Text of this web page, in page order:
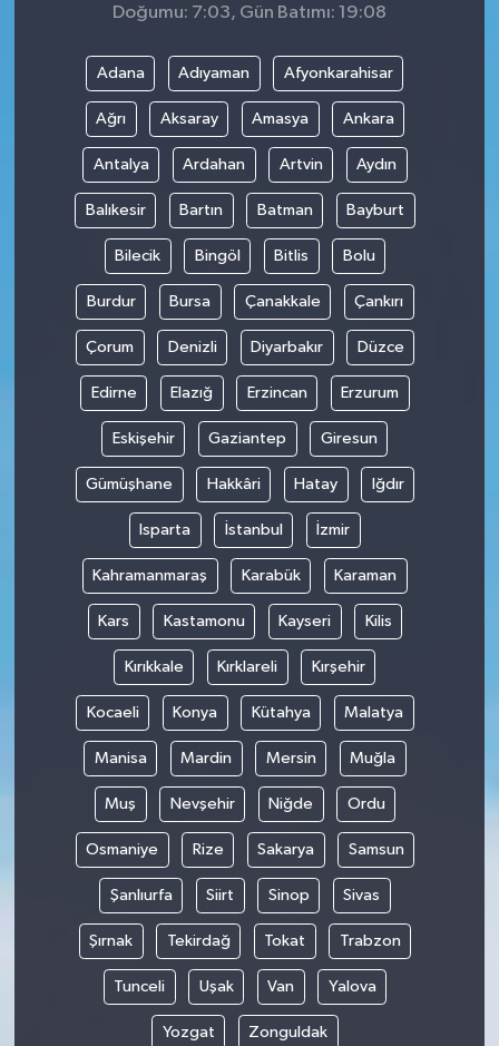
Doğumu: 7:03, Gün Batımı: 19:08
Adana Adıyaman Afyonkarahisar
Ağrı Aksaray Amasya Ankara
Antalya Ardahan Artvin Aydın
Balıkesir Bartın Batman Bayburt
Bilecik Bingöl Bitlis Bolu
Burdur Bursa Çanakkale Çankırı
Çorum Denizli Diyarbakır Düzce
Edirne Elazığ Erzincan Erzurum
Eskişehir Gaziantep Giresun
Gümüşhane Hakkâri Hatay Iğdır
Isparta İstanbul İzmir
Kahramanmaraş Karabük Karaman
Kars Kastamonu Kayseri Kilis
Kırıkkale Kırklareli Kırşehir
Kocaeli Konya Kütahya Malatya
Manisa Mardin Mersin Muğla
Muş Nevşehir Niğde Ordu
Osmaniye Rize Sakarya Samsun
Şanlıurfa Siirt Sinop Sivas
Şırnak Tekirdağ Tokat Trabzon
Tunceli Uşak Van Yalova
Yozgat Zonguldak